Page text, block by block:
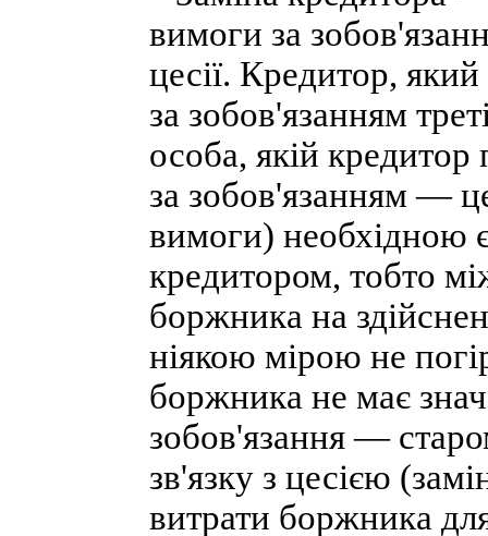
вимоги за
цесії. Кредитор,
за зобов'язанням
особа, якій
за зобов'язанням —
вимоги) необхідною
кредитором, тобто
боржника на
ніякою мірою не
боржника не має
зобов'язання —
зв'язку з цесією
витрати боржника